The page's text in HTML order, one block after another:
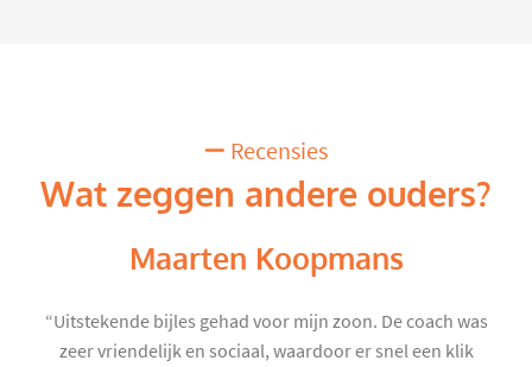
Recensies
Wat zeggen andere ouders?
Maarten Koopmans
“Uitstekende bijles gehad voor mijn zoon. De coach was
zeer vriendelijk en sociaal, waardoor er snel een klik